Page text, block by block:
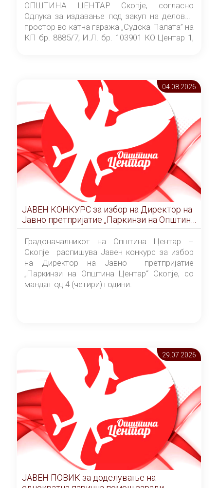
ОПШТИНА ЦЕНТАР Скопје, согласно
Одлука за издавање под закуп на деловен
простор во катна гаража „Судска Палата” на
КП бр. 8885/7, И.Л. бр. 103901 КО Центар 1,
Скопје” број 9/2026), за времетраење од 3
(три) години од денот на потпишувањето на
Договорот за закуп со најповолниот
понудувач.
04.08 2026
ЈАВЕН КОНКУРС за избор на Директор на
Јавно претпријатие „Паркинзи на Општина
Центар“ – Скопје
Градоначалникот на Општина Центар –
Скопје распишува Јавен конкурс за избор
на Директор на Јавно претпријатие
„Паркинзи на Општина Центар“ Скопје, со
мандат од 4 (четири) години.
29.07 2026
ЈАВЕН ПОВИК за доделување на